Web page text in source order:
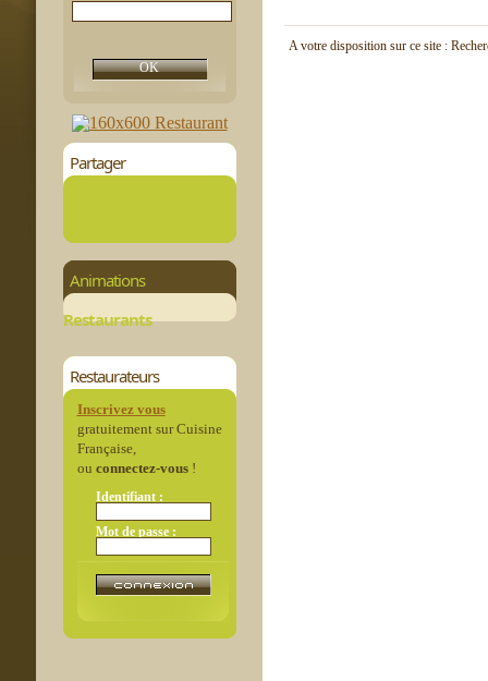
Partager
Animations
Restaurants
Restaurateurs
Inscrivez vous
gratuitement sur Cuisine
Française,
ou connectez-vous!
Identifiant :
Mot de passe :
A votre disposition sur ce site :